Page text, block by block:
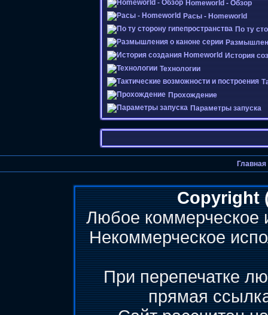
Homeworld - Обзор
Расы - Homeworld
По ту
История
Технологии
Прохождение
Параметры запуска
Главная
Copyright
Любое коммерческое
Некоммерческое
При перепечатке
прямая